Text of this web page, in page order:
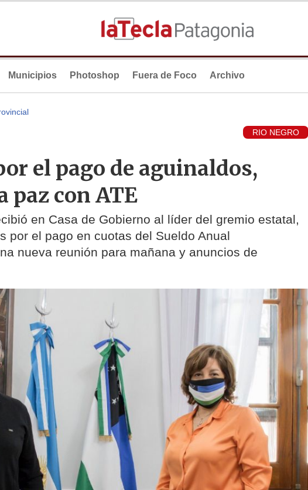
Municipios Photoshop Fuera de Foco Archivo
RIO NEGRO
el pago de aguinaldos,
paz con ATE
en Casa de Gobierno al líder del gremio estatal,
por el pago en cuotas del Sueldo Anual
nueva reunión para mañana y anuncios de